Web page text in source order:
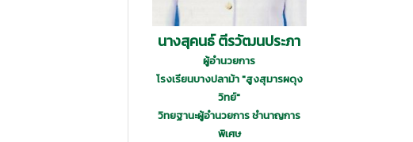
นางสุคนธ์ ตีรวัฒนประภา
ผู้อำนวยการ
โรงเรียนบางปลาม้า "สูงสุมารผดุง
วิทย์"
วิทยฐานะผู้อำนวยการ ชำนาญการ
พิเศษ